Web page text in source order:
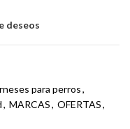
deseos
para perros,
, MARCAS, OFERTAS,